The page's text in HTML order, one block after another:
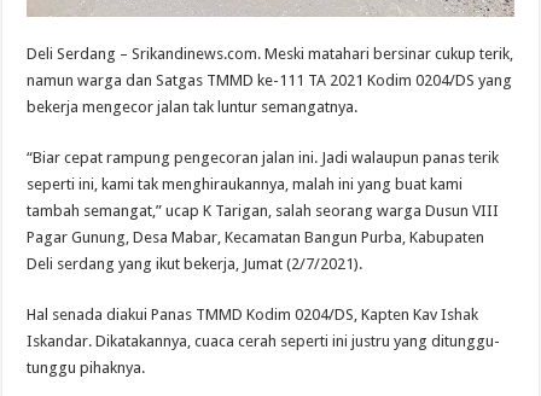
Deli Serdang – Srikandinews.com. Meski matahari bersinar cukup terik,
namun warga dan Satgas TMMD ke-111 TA 2021 Kodim 0204/DS yang
bekerja mengecor jalan tak luntur semangatnya.
“Biar cepat rampung pengecoran jalan ini. Jadi walaupun panas terik
seperti ini, kami tak menghiraukannya, malah ini yang buat kami
tambah semangat,” ucap K Tarigan, salah seorang warga Dusun VIII
Pagar Gunung, Desa Mabar, Kecamatan Bangun Purba, Kabupaten
Deli serdang yang ikut bekerja, Jumat (2/7/2021).
Hal senada diakui Panas TMMD Kodim 0204/DS, Kapten Kav Ishak
Iskandar. Dikatakannya, cuaca cerah seperti ini justru yang ditunggu-
tunggu pihaknya.